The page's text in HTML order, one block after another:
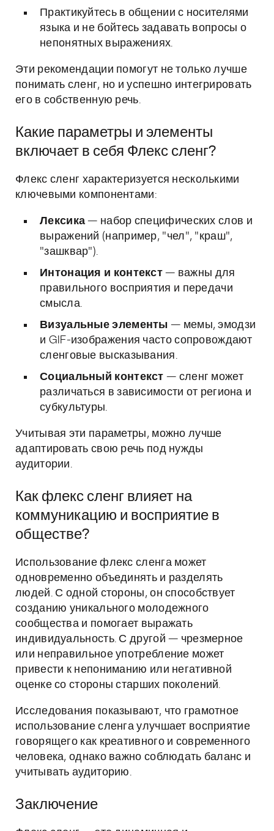
Практикуйтесь в общении с носителями
языка и не бойтесь задавать вопросы о
непонятных выражениях.
Эти рекомендации помогут не только лучше
понимать сленг, но и успешно интегрировать
его в собственную речь.
Какие параметры и элементы
включает в себя Флекс сленг?
Флекс сленг характеризуется несколькими
ключевыми компонентами:
Лексика — набор специфических слов и
выражений (например, "чел", "краш",
"зашквар").
Интонация и контекст — важны для
правильного восприятия и передачи
смысла.
Визуальные элементы — мемы, эмодзи
и GIF-изображения часто сопровождают
сленговые высказывания.
Социальный контекст — сленг может
различаться в зависимости от региона и
субкультуры.
Учитывая эти параметры, можно лучше
адаптировать свою речь под нужды
аудитории.
Как флекс сленг влияет на
коммуникацию и восприятие в
обществе?
Использование флекс сленга может
одновременно объединять и разделять
людей. С одной стороны, он способствует
созданию уникального молодежного
сообщества и помогает выражать
индивидуальность. С другой — чрезмерное
или неправильное употребление может
привести к непониманию или негативной
оценке со стороны старших поколений.
Исследования показывают, что грамотное
использование сленга улучшает восприятие
говорящего как креативного и современного
человека, однако важно соблюдать баланс и
учитывать аудиторию.
Заключение